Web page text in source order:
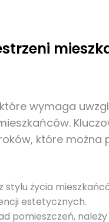
wymaga
które można
życia
estetycznych.
pomieszczeń,